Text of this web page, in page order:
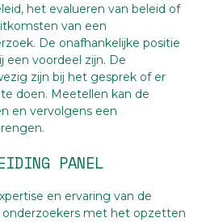
het evalueren van beleid of
van een
De onafhankelijke positie
een voordeel zijn. De
zijn bij het gesprek of er
doen. Meetellen kan de
en vervolgens een
PANEL
en ervaring van de
met het opzetten